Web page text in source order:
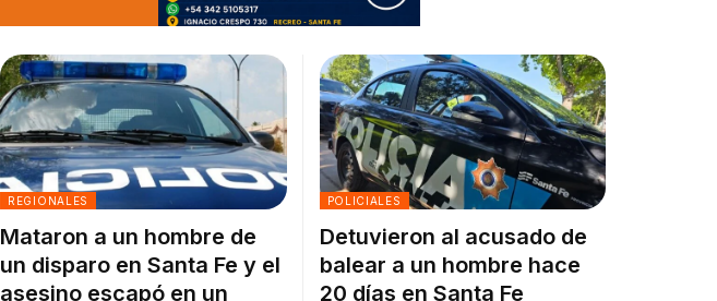
REGIONALES
Mataron a un hombre de
un disparo en Santa Fe y el
asesino escapó en un
POLICIALES
Detuvieron al acusado de
balear a un hombre hace
20 días en Santa Fe